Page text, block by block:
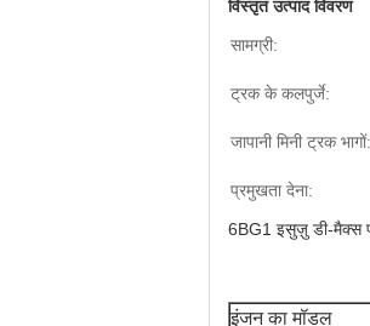
विस्तृत उत्पाद विवरण
सामग्री:
ट्रक के कलपुर्जे:
जापानी मिनी ट्रक भागों:
प्रमुखता देना:
6BG1 इसुज़ु डी-मैक्स
इंजन का मॉडल